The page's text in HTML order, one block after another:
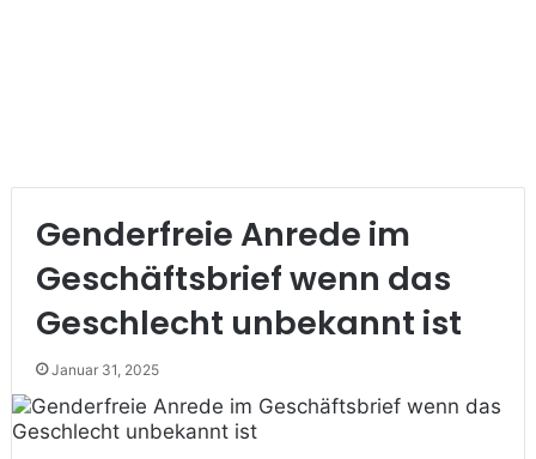
Genderfreie Anrede im
Geschäftsbrief wenn das
Geschlecht unbekannt ist
Januar 31, 2025